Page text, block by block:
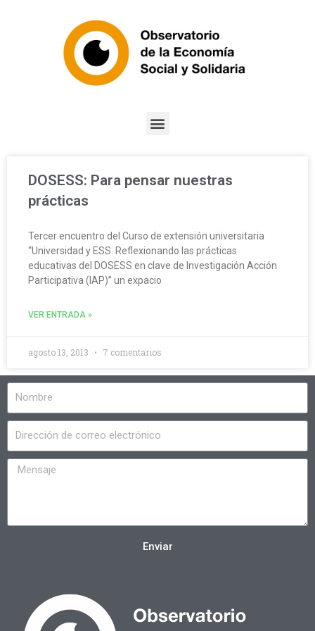
DOSESS: Para pensar nuestras
prácticas
Tercer encuentro del Curso de extensión universitaria
“Universidad y ESS. Reflexionando las prácticas
educativas del DOSESS en clave de Investigación Acción
Participativa (IAP)” un expacio
VER ENTRADA »
agosto 13, 2013 7 comentarios
Enviar